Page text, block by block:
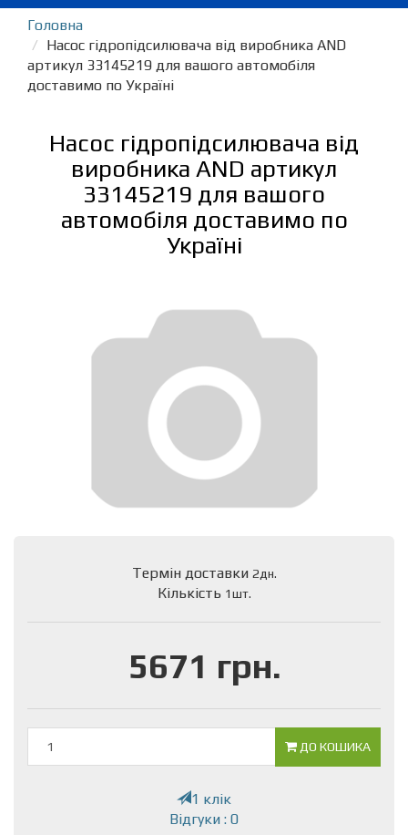
Головна
Насос гідропідсилювача від виробника AND
артикул 33145219 для вашого автомобіля
доставимо по Україні
Насос гідропідсилювача від
виробника AND артикул
33145219 для вашого
автомобіля доставимо по
Україні
Термін доставки 2дн.
Кількість 1шт.
5671 грн.
ДО КОШИКА
1 клік
Відгуки : 0